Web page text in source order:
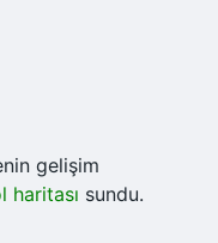
gelişim
haritası sundu.